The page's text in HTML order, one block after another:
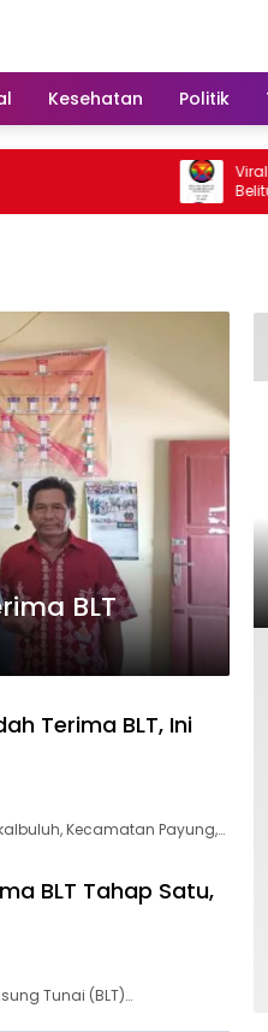
Kesehatan Politik
Viral! Ajakan
Belitung
BLT
Terima BLT, Ini
Kecamatan Payung,…
BLT Tahap Satu,
Tunai (BLT)…